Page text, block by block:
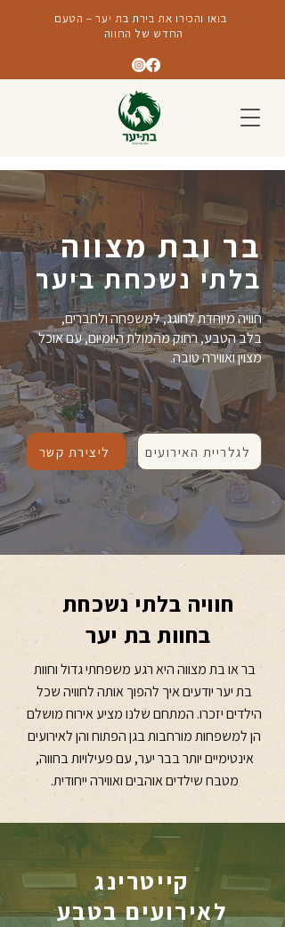
בואו והכירו את בירת בת יער – הטעם
החדש של החווה
בר ובת מצווה
בלתי נשכחת ביער
חוויה מיוחדת לחוגג, למשפחה ולחברים,
בלב הטבע, רחוק מהמולת היומיום, עם אוכל
מצוין ואווירה טובה.
לגלריית האירועים ליצירת קשר
חוויה בלתי נשכחת
בחוות בת יער
בר או בת מצווה היא רגע משפחתי גדול וחוות
בת יער יודעים איך להפוך אותה לחוויה שכל
הילדים יזכרו. המתחם שלנו מציע אירוח מושלם
הן למשפחות מורחבות בגן הפתוח והן לאירועים
אינטימיים יותר בבר יער, עם פעילויות בחווה,
מטבח שילדים אוהבים ואווירה ייחודית.
קייטרינג
לאירועים בטבע